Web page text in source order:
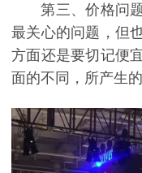
第三、价格问
最关心的问题，但
方面还是要切记便
面的不同，所产生